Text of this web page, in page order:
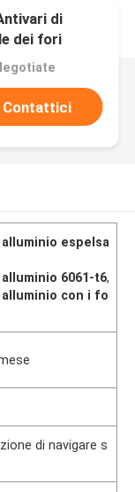
di
dei fori
Contattici
espelsa
6061-t6,
con i fo
di navigare s